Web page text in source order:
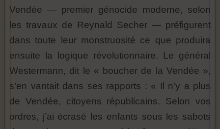
Vendée — premier génocide moderne, selon
les travaux de Reynald Secher — préfigurent
dans toute leur monstruosité ce que produira
ensuite la logique révolutionnaire. Le général
Westermann, dit le « boucher de la Vendée »,
s’en vantait dans ses rapports : « Il n’y a plus
de Vendée, citoyens républicains. Selon vos
ordres, j’ai écrasé les enfants sous les sabots